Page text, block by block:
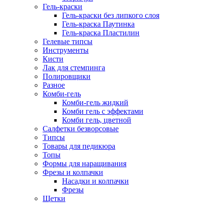
Гель-краски
Гель-краски без липкого слоя
Гель-краска Паутинка
Гель-краска Пластилин
Гелевые типсы
Инструменты
Кисти
Лак для стемпинга
Полировщики
Разное
Комби-гель
Комби-гель жидкий
Комби гель с эффектами
Комби гель, цветной
Салфетки безворсовые
Типсы
Товары для педикюра
Топы
Формы для наращивания
Фрезы и колпачки
Насадки и колпачки
Фрезы
Щетки